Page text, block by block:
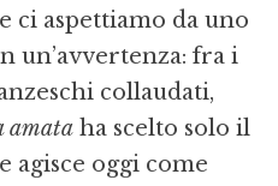
ci aspettiamo da uno
un’avvertenza: fra i
collauda­ti,
amata ha scelto solo il
agisce oggi come